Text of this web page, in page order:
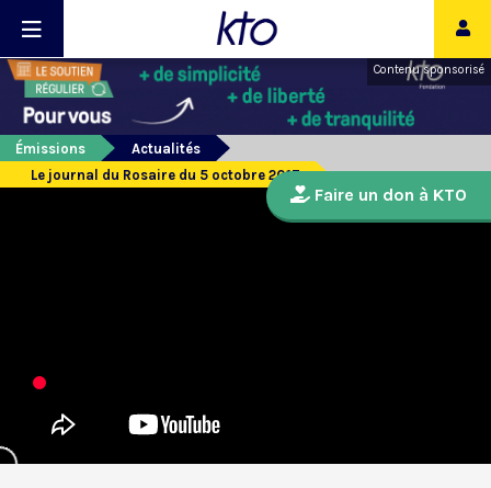
Contenu sponsorisé
Émissions
Actualités
Le journal du Rosaire du 5 octobre 2017
Faire un don à KTO